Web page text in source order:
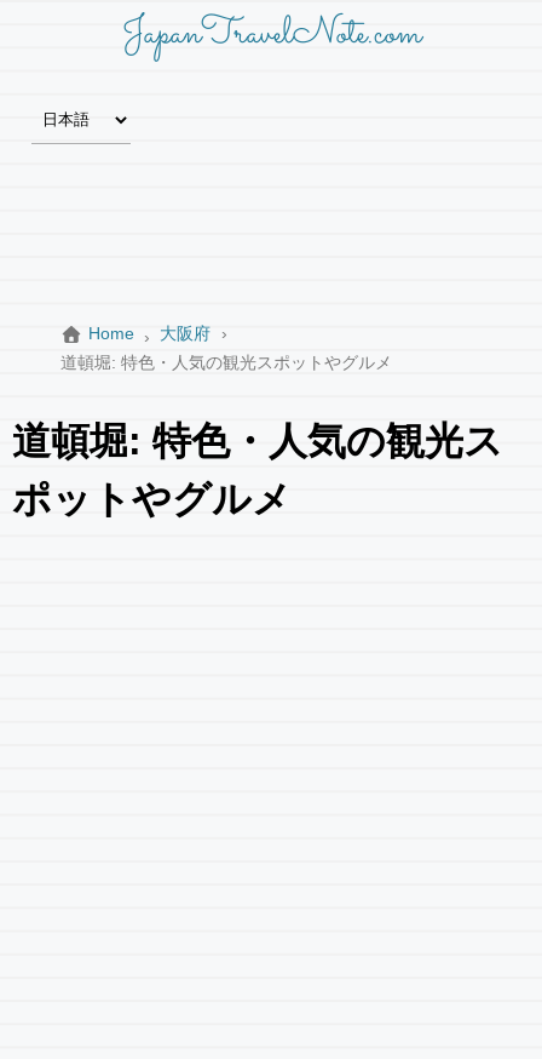
JapanTravelNote.com
Home
大阪府
道頓堀: 特色・人気の観光スポットやグルメ
道頓堀: 特色・人気の観光ス
ポットやグルメ